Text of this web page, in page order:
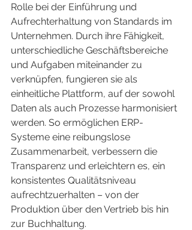
Rolle bei der Einführung und
Aufrechterhaltung von Standards im
Unternehmen. Durch ihre Fähigkeit,
unterschiedliche Geschäftsbereiche
und Aufgaben miteinander zu
verknüpfen, fungieren sie als
einheitliche Plattform, auf der sowohl
Daten als auch Prozesse harmonisiert
werden. So ermöglichen ERP-
Systeme eine reibungslose
Zusammenarbeit, verbessern die
Transparenz und erleichtern es, ein
konsistentes Qualitätsniveau
aufrechtzuerhalten – von der
Produktion über den Vertrieb bis hin
zur Buchhaltung.